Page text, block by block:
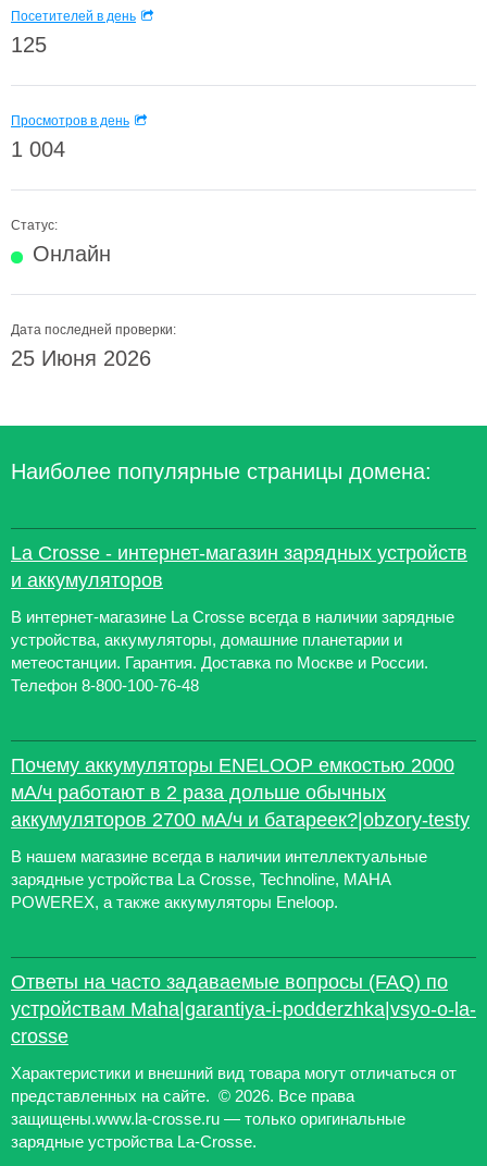
Посетителей в день
125
Просмотров в день
1 004
Статус:
Онлайн
Дата последней проверки:
25 Июня 2026
Наиболее популярные страницы домена:
La Crosse - интернет-магазин зарядных устройств
и аккумуляторов
В интернет-магазине La Crosse всегда в наличии зарядные
устройства, аккумуляторы, домашние планетарии и
метеостанции. Гарантия. Доставка по Москве и России.
Телефон 8-800-100-76-48
Почему аккумуляторы ENELOOP емкостью 2000
мА/ч работают в 2 раза дольше обычных
аккумуляторов 2700 мА/ч и батареек?|obzory-testy
В нашем магазине всегда в наличии интеллектуальные
зарядные устройства La Crosse, Technoline, MAHA
POWEREX, а также аккумуляторы Eneloop.
Ответы на часто задаваемые вопросы (FAQ) по
устройствам Maha|garantiya-i-podderzhka|vsyo-o-la-
crosse
Характеристики и внешний вид товара могут отличаться от
представленных на сайте. © 2026. Все права
защищены.www.la-crosse.ru — только оригинальные
зарядные устройства La-Crosse.